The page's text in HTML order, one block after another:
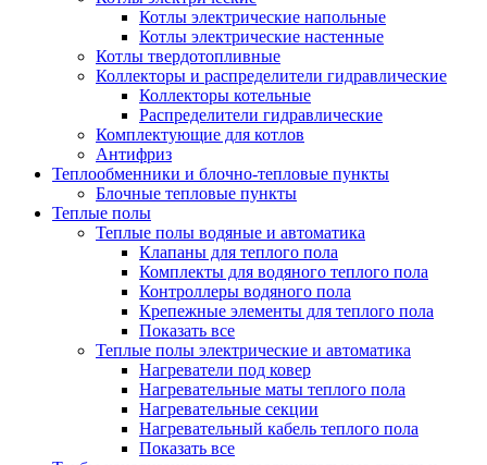
Котлы электрические напольные
Котлы электрические настенные
Котлы твердотопливные
Коллекторы и распределители гидравлические
Коллекторы котельные
Распределители гидравлические
Комплектующие для котлов
Антифриз
Теплообменники и блочно-тепловые пункты
Блочные тепловые пункты
Теплые полы
Теплые полы водяные и автоматика
Клапаны для теплого пола
Комплекты для водяного теплого пола
Контроллеры водяного пола
Крепежные элементы для теплого пола
Показать все
Теплые полы электрические и автоматика
Нагреватели под ковер
Нагревательные маты теплого пола
Нагревательные секции
Нагревательный кабель теплого пола
Показать все